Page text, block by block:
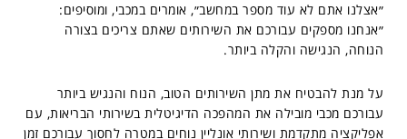
״אצלנו אתם לא עוד מספר במחשב״, אומרים במכבי, ומוסיפים:
״אנחנו מספקים עבורכם את השירותים שאתם צריכים בצורה
הנוחה, הנגישה והקלה ביותר.
על מנת להבטיח את מתן השירותים הטוב, הנוח והנגיש ביותר
עבורכם מכבי מובילה את המהפכה הדיגיטלית בשירותי הבריאות, עם
אפליקציה מתקדמת ושירותי אונליין נוחים במטרה לחסוך עבורכם זמן